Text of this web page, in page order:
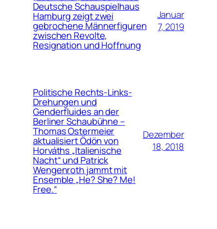
Deutsche Schauspielhaus
Hamburg zeigt zwei
gebrochene Männerfiguren
zwischen Revolte,
Resignation und Hoffnung
Januar
7, 2019
Politische Rechts-Links-
Drehungen und
Genderfluides an der
Berliner Schaubühne –
Thomas Ostermeier
aktualisiert Ödön von
Horváths „Italienische
Nacht“ und Patrick
Wengenroth jammt mit
Ensemble „He? She? Me!
Free.“
Dezember
18, 2018